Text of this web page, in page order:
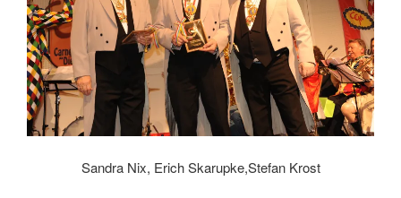
Sandra Nix, Erich Skarupke,Stefan Krost